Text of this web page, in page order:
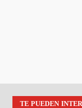
TE PUEDEN